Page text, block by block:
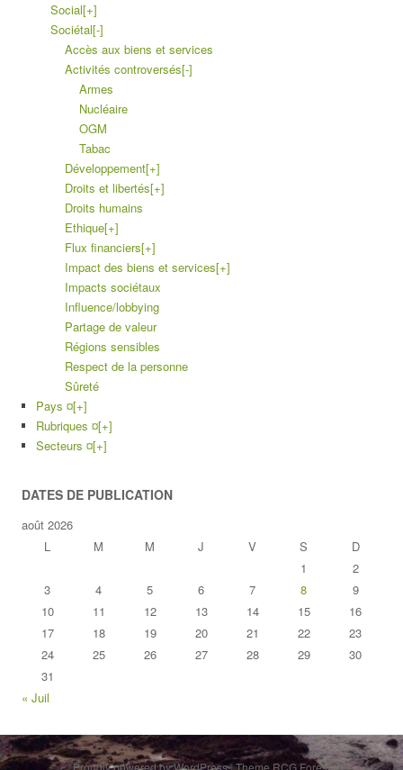
Social[+]
Sociétal[-]
Accès aux biens et services
Activités controversés[-]
Armes
Nucléaire
OGM
Tabac
Développement[+]
Droits et libertés[+]
Droits humains
Ethique[+]
Flux financiers[+]
Impact des biens et services[+]
Impacts sociétaux
Influence/lobbying
Partage de valeur
Régions sensibles
Respect de la personne
Sûreté
Pays ¤[+]
Rubriques ¤[+]
Secteurs ¤[+]
DATES DE PUBLICATION
août 2026
L
M M J V S
D
1
2
3
4 5 6 7 8
9
10
11 12 13 14 15
16
17
18 19 20 21 22
23
24
25 26 27 28 29
30
31
« Juil
Proudly powered by WordPress|Theme RCG Forest